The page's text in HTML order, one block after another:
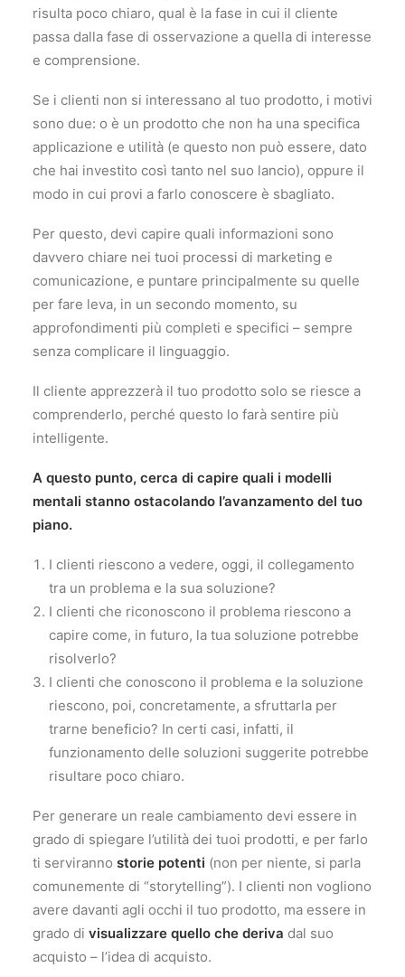
risulta poco chiaro, qual è la fase in cui il cliente
passa dalla fase di osservazione a quella di interesse
e comprensione.
Se i clienti non si interessano al tuo prodotto, i motivi
sono due: o è un prodotto che non ha una specifica
applicazione e utilità (e questo non può essere, dato
che hai investito così tanto nel suo lancio), oppure il
modo in cui provi a farlo conoscere è sbagliato.
Per questo, devi capire quali informazioni sono
davvero chiare nei tuoi processi di marketing e
comunicazione, e puntare principalmente su quelle
per fare leva, in un secondo momento, su
approfondimenti più completi e specifici – sempre
senza complicare il linguaggio.
Il cliente apprezzerà il tuo prodotto solo se riesce a
comprenderlo, perché questo lo farà sentire più
intelligente.
A questo punto, cerca di capire quali i modelli
mentali stanno ostacolando l’avanzamento del tuo
piano.
I clienti riescono a vedere, oggi, il collegamento
tra un problema e la sua soluzione?
I clienti che riconoscono il problema riescono a
capire come, in futuro, la tua soluzione potrebbe
risolverlo?
I clienti che conoscono il problema e la soluzione
riescono, poi, concretamente, a sfruttarla per
trarne beneficio? In certi casi, infatti, il
funzionamento delle soluzioni suggerite potrebbe
risultare poco chiaro.
Per generare un reale cambiamento devi essere in
grado di spiegare l’utilità dei tuoi prodotti, e per farlo
ti serviranno storie potenti (non per niente, si parla
comunemente di “storytelling”). I clienti non vogliono
avere davanti agli occhi il tuo prodotto, ma essere in
grado di visualizzare quello che deriva dal suo
acquisto – l’idea di acquisto.